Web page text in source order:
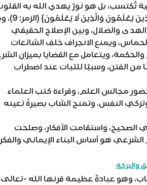
بل هو نورٌ يهدي الله به
ويُبصِّر الإنسان بحقائق الأمور، قال -تعالى-: {قُلْ
الهدى والضلال، وبين الإصلاح الحقيقي
ويمنع الانجراف خلف الشائعات
ويتعامل مع القضايا بميزان
من الفتن، وسببًا للثبات عند اضطراب
مجالس العلم، وقراءة كتب العلماء
النفس، وتمنح الشاب بصيرةً تعينه
واستقامت الأفكار، وصلحت
هو أساس البناء الإيماني
والبَركة
وهو عبادةٌ عظيمة قرنها الله -